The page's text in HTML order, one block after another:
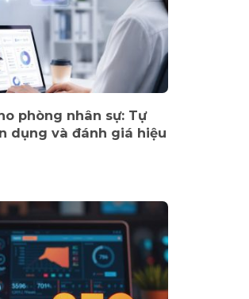
phòng nhân sự: Tự
dụng và đánh giá hiệu